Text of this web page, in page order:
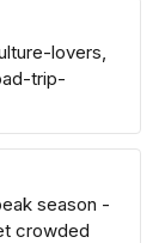
lovers,
trip-
season -
crowded